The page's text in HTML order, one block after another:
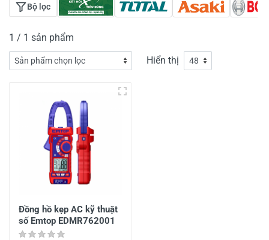
Bộ lọc
1 / 1 sản phẩm
Hiển thị
Đồng hồ kẹp AC kỹ thuật
số Emtop EDMR762001